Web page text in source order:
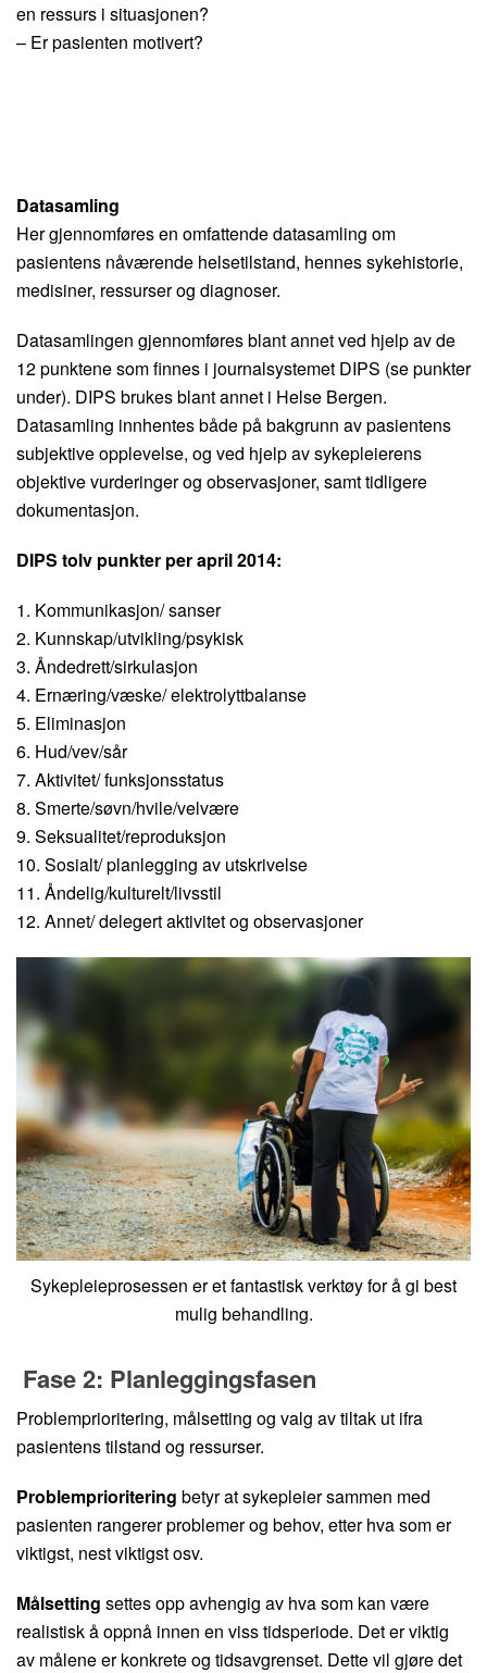
en ressurs i situasjonen?
– Er pasienten motivert?
Datasamling
Her gjennomføres en omfattende datasamling om
pasientens nåværende helsetilstand, hennes sykehistorie,
medisiner, ressurser og diagnoser.
Datasamlingen gjennomføres blant annet ved hjelp av de
12 punktene som finnes i journalsystemet DIPS (se punkter
under). DIPS brukes blant annet i Helse Bergen.
Datasamling innhentes både på bakgrunn av pasientens
subjektive opplevelse, og ved hjelp av sykepleierens
objektive vurderinger og observasjoner, samt tidligere
dokumentasjon.
DIPS tolv punkter per april 2014:
1. Kommunikasjon/ sanser
2. Kunnskap/utvikling/psykisk
3. Åndedrett/sirkulasjon
4. Ernæring/væske/ elektrolyttbalanse
5. Eliminasjon
6. Hud/vev/sår
7. Aktivitet/ funksjonsstatus
8. Smerte/søvn/hvile/velvære
9. Seksualitet/reproduksjon
10. Sosialt/ planlegging av utskrivelse
11. Åndelig/kulturelt/livsstil
12. Annet/ delegert aktivitet og observasjoner
Sykepleieprosessen er et fantastisk verktøy for å gi best
mulig behandling.
Fase 2: Planleggingsfasen
Problemprioritering, målsetting og valg av tiltak ut ifra
pasientens tilstand og ressurser.
Problemprioritering betyr at sykepleier sammen med
pasienten rangerer problemer og behov, etter hva som er
viktigst, nest viktigst osv.
Målsetting settes opp avhengig av hva som kan være
realistisk å oppnå innen en viss tidsperiode. Det er viktig
av målene er konkrete og tidsavgrenset. Dette vil gjøre det